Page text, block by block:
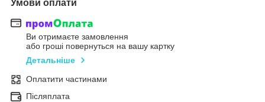
Умови оплати
Ви отримаєте замовлення
або гроші повернуться на вашу картку
Детальніше
Оплатити частинами
Післяплата